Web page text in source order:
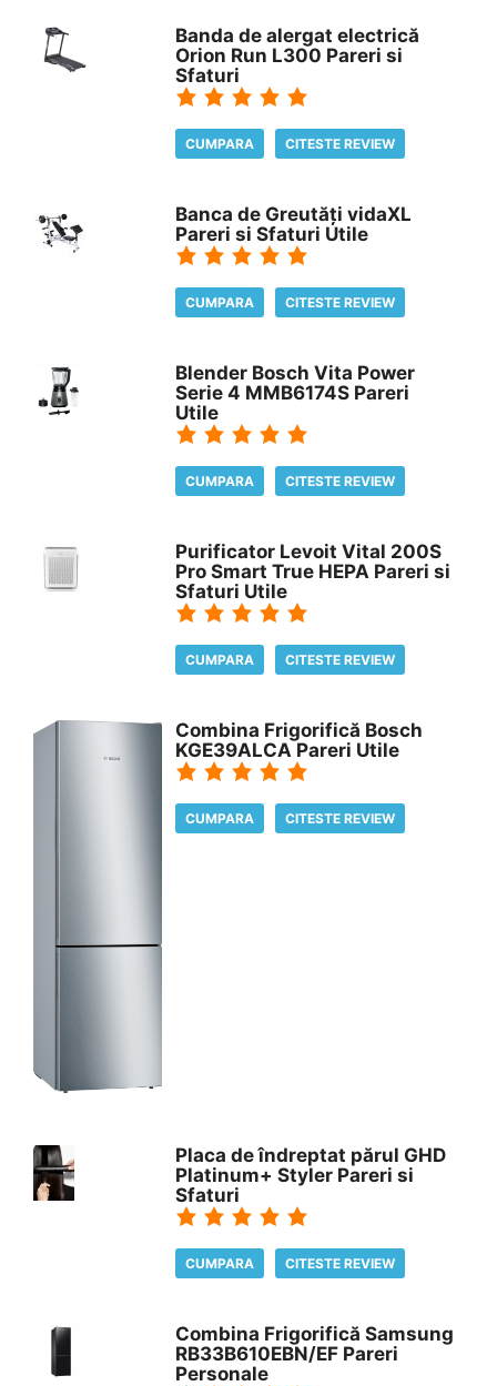
Banda de alergat electrică
Orion Run L300 Pareri si
Sfaturi
CUMPARA CITESTE REVIEW
Banca de Greutăți vidaXL
Pareri si Sfaturi Utile
CUMPARA CITESTE REVIEW
Blender Bosch Vita Power
Serie 4 MMB6174S Pareri
Utile
CUMPARA CITESTE REVIEW
Purificator Levoit Vital 200S
Pro Smart True HEPA Pareri si
Sfaturi Utile
CUMPARA CITESTE REVIEW
Combina Frigorifică Bosch
KGE39ALCA Pareri Utile
CUMPARA CITESTE REVIEW
Placa de îndreptat părul GHD
Platinum+ Styler Pareri si
Sfaturi
CUMPARA CITESTE REVIEW
Combina Frigorifică Samsung
RB33B610EBN/EF Pareri
Personale